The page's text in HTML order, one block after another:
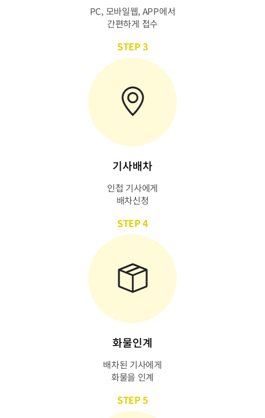
PC, 모바일웹, APP에서
간편하게 접수
STEP 3
기사배차
인접 기사에게
배차신청
STEP 4
화물인계
배차된 기사에게
화물을 인계
STEP 5